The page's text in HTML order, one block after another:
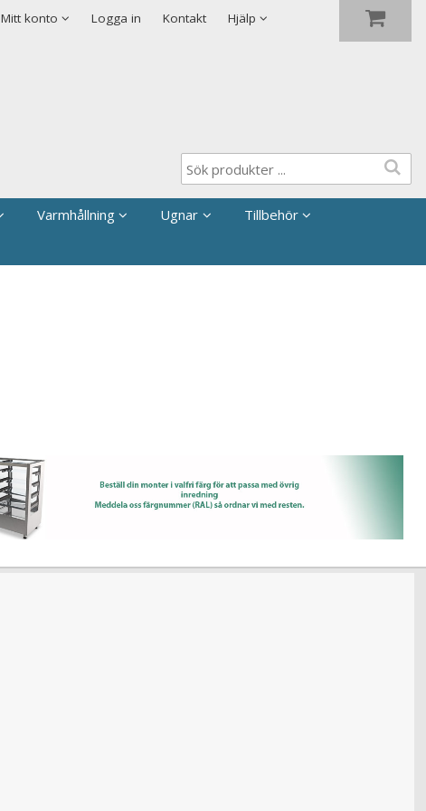
Mitt konto Logga in Kontakt Hjälp
Säkerhet & Cookies
Varmhållning Ugnar
Tillbehör